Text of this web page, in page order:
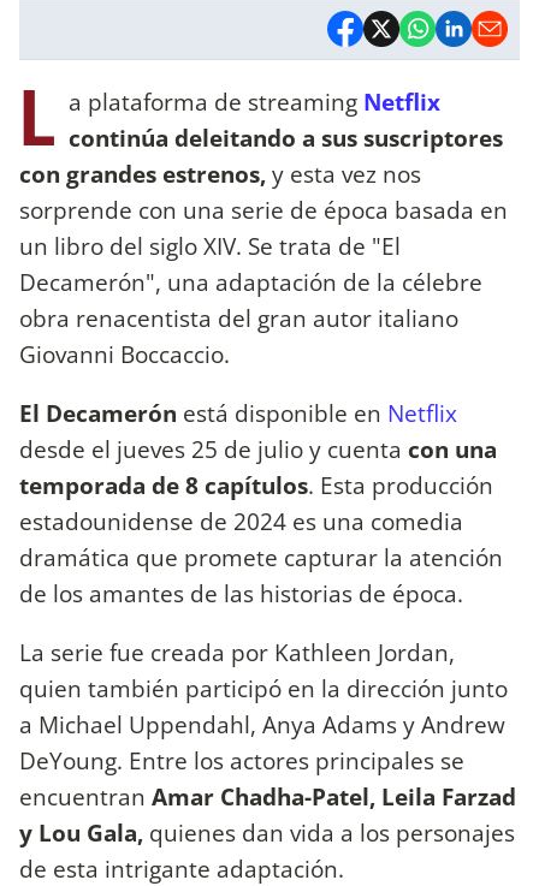
L a plataforma de streaming Netflix
continúa deleitando a sus suscriptores
con grandes estrenos,y esta vez nos
sorprende con una serie de época basada en
un libro del siglo XIV. Se trata de "El
Decamerón", una adaptación de la célebre
obra renacentista del gran autor italiano
Giovanni Boccaccio.
El Decamerón está disponible en Netflix
desde el jueves 25 de julio y cuenta con una
temporada de 8 capítulos. Esta producción
estadounidense de 2024 es una comedia
dramática que promete capturar la atención
de los amantes de las historias de época.
La serie fue creada por Kathleen Jordan,
quien también participó en la dirección junto
a Michael Uppendahl, Anya Adams y Andrew
DeYoung. Entre los actores principales se
encuentran Amar Chadha-Patel, Leila Farzad
y Lou Gala, quienes dan vida a los personajes
de esta intrigante adaptación.